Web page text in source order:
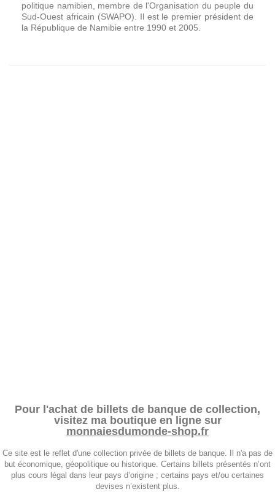
politique namibien , membre de l'Organisation du peuple du
Sud-Ouest africain (SWAPO). Il est le premier président de
la République de Namibie entre 1990 et 2005
Pour l'achat de billets de banque de collection,
visitez ma boutique en ligne sur
monnaiesdumonde-shop.fr
Ce site est le reflet d'une collection privée de billets de banque. Il n'a pas de
but économique, géopolitique ou historique. Certains billets présentés n’ont
plus cours légal dans leur pays d’origine ; certains pays et/ou certaines
devises n’existent plus.